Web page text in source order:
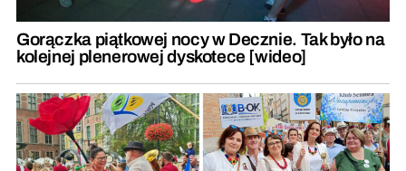
Gorączka piątkowej nocy w Decznie. Tak było na
kolejnej plenerowej dyskotece [wideo]